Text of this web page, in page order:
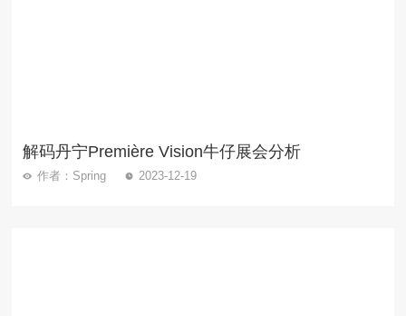
解码丹宁Première Vision牛仔展会分析
作者：Spring 2023-12-19